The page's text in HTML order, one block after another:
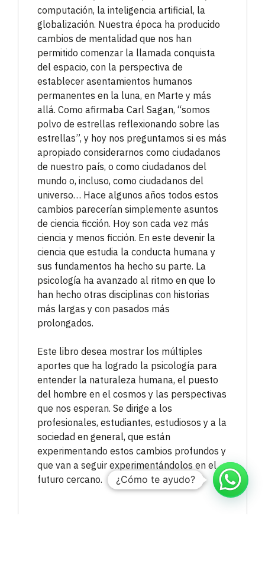
computación, la inteligencia artificial, la
globalización. Nuestra época ha producido
cambios de mentalidad que nos han
permitido comenzar la llamada conquista
del espacio, con la perspectiva de
establecer asentamientos humanos
permanentes en la luna, en Marte y más
allá. Como afirmaba Carl Sagan, “somos
polvo de estrellas reflexionando sobre las
estrellas”, y hoy nos preguntamos si es más
apropiado considerarnos como ciudadanos
de nuestro país, o como ciudadanos del
mundo o, incluso, como ciudadanos del
universo… Hace algunos años todos estos
cambios parecerían simplemente asuntos
de ciencia ficción. Hoy son cada vez más
ciencia y menos ficción. En este devenir la
ciencia que estudia la conducta humana y
sus fundamentos ha hecho su parte. La
psicología ha avanzado al ritmo en que lo
han hecho otras disciplinas con historias
más largas y con pasados más
prolongados.
Este libro desea mostrar los múltiples
aportes que ha logrado la psicología para
entender la naturaleza humana, el puesto
del hombre en el cosmos y las perspectivas
que nos esperan. Se dirige a los
profesionales, estudiantes, estudiosos y a la
sociedad en general, que están
experimentando estos cambios profundos y
que van a seguir experimentándolos en el
futuro cercano.
¿Cómo te ayudo?